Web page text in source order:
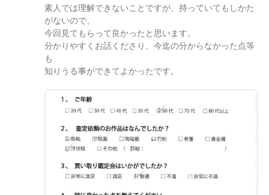
素人では理解できないことですが、持っていてもしかた
がないので、
今回見てもらって良かったと思います。
分かりやすくお話くださり、今迄の分からなかった点等
も
知りうる事ができてよかったです。